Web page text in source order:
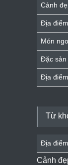
Cảnh
Địa
Món
Đặc sản
Địa
Từ
Địa
Cảnh